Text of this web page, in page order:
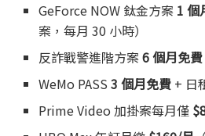
GeForce NOW 鈦金方案 1 個
案，每月 30 小時）
反詐戰警進階方案6 個月免費
WeMo PASS3 個月免費 + 日
Prime Video 加掛案每月僅